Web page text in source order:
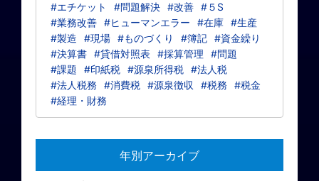
#エチケット
#問題解決 #改善 #５S
#業務改善 #ヒューマンエラー #在庫 #生産
#製造
#現場 #ものづくり #簿記 #資金繰り
#決算書 #貸借対照表 #採算管理
#問題
#課題
#印紙税 #源泉所得税 #法人税
#法人税務
#消費税 #源泉徴収 #税務
#税金
#経理・財務
年別アーカイブ